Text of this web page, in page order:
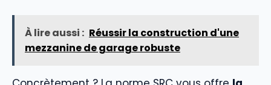
À lire aussi : Réussir la construction d'une
mezzanine de garage robuste